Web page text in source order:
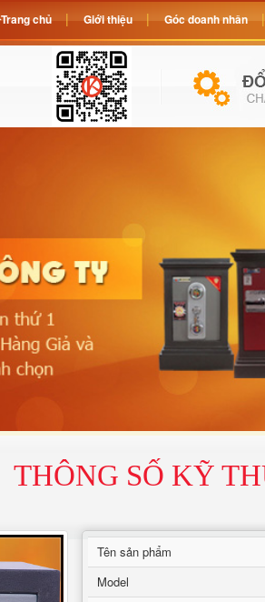
THÔNG SỐ KỸ
Tên sản phẩm
Model
Trang chủ Giới thiệu Góc doanh nhân